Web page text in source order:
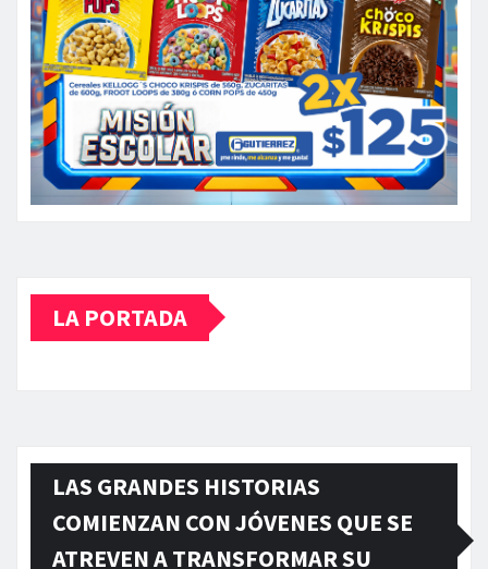
LA PORTADA
LAS GRANDES HISTORIAS
COMIENZAN CON JÓVENES QUE SE
ATREVEN A TRANSFORMAR SU